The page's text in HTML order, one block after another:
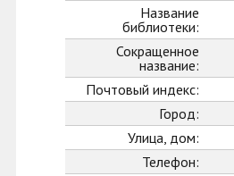
Название
библиотеки:
Сокращенное
название:
Почтовый индекс:
Город:
Улица, дом:
Телефон: